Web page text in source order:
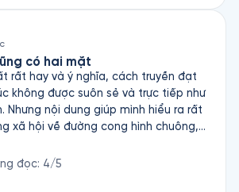
sách sẽ dẫn lối bạn đọc đến với
mẻ về những bất lợi trong cuộc sống,
tự ti, phải chịu nhiều thiệt thòi trong và
có hai mặt
rất hay và ý nghĩa, cách truyền đạt
không được suôn sẻ và trực tiếp như
Nhưng nội dung giúp mình hiểu ra rất
xã hội về đường cong hình chuông,
nhận thức đối với cách xã hội vận
sẽ càng tốt cho đến khi nó không còn
đọc: 4/5